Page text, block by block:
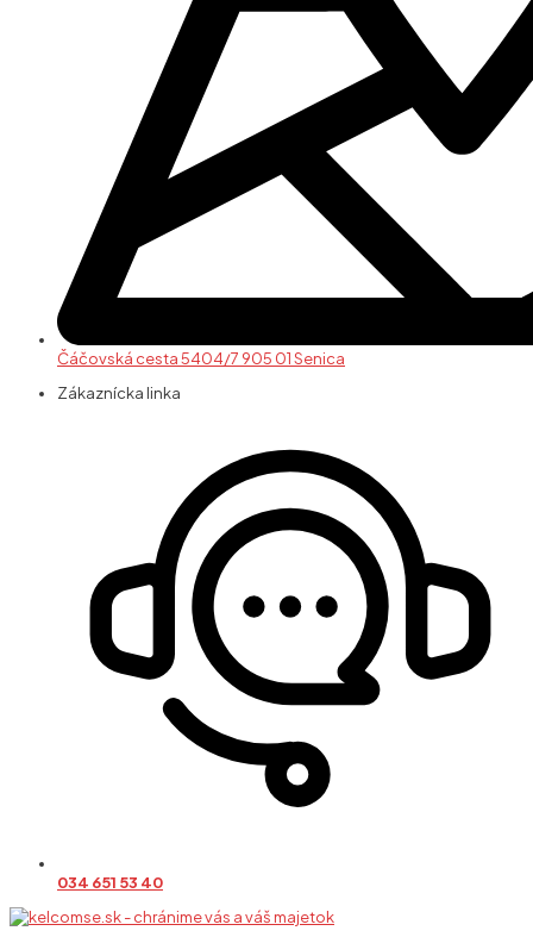
Čáčovská cesta 5404/7 905 01 Senica
Zákaznícka linka
034 651 53 40